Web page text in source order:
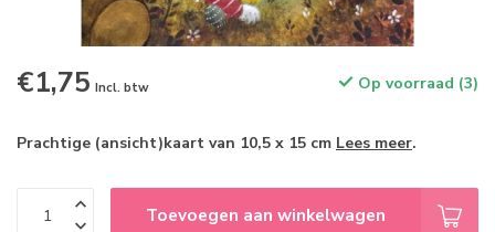
€1,75 Incl. btw Op voorraad (3)
Prachtige (ansicht)kaart van 10,5 x 15 cm Lees meer.
Toevoegen aan winkelwagen